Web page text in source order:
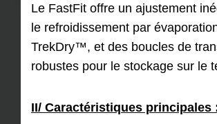
Le FastFit offre un ajustement
le refroidissement par
TrekDry™, et des boucles de
robustes pour le stockage sur le
II/ Caractéristiques principales